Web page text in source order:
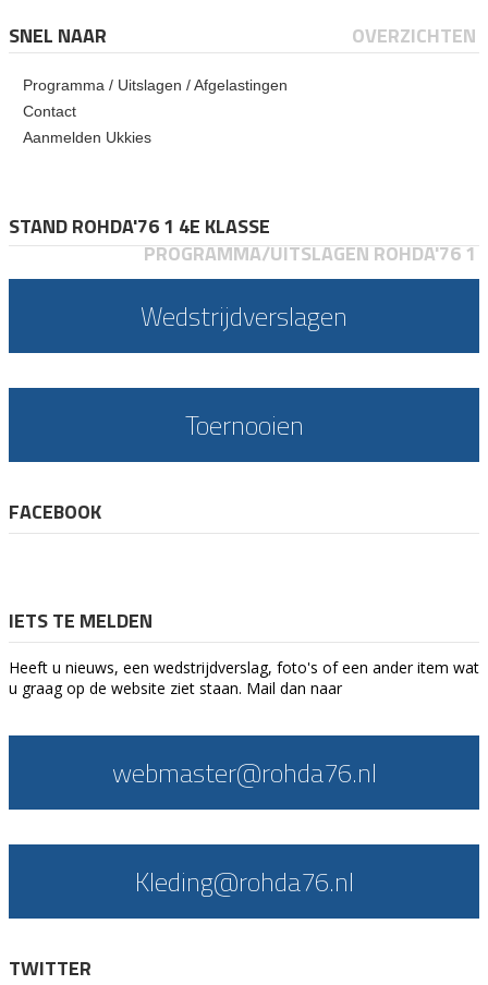
SNEL NAAR OVERZICHTEN
Programma / Uitslagen / Afgelastingen
Contact
Aanmelden Ukkies
STAND ROHDA'76 1 4E KLASSE
PROGRAMMA/UITSLAGEN ROHDA'76 1
Wedstrijdverslagen
Toernooien
FACEBOOK
IETS TE MELDEN
Heeft u nieuws, een wedstrijdverslag, foto's of een ander item wat
u graag op de website ziet staan. Mail dan naar
webmaster@rohda76.nl
Kleding@rohda76.nl
TWITTER